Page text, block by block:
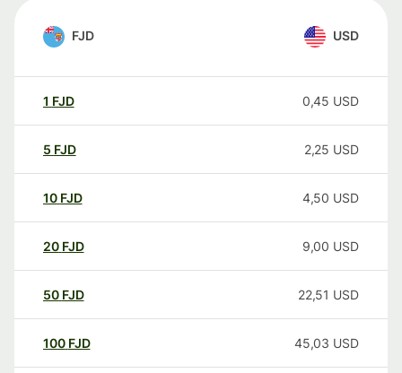
FJD USD
1 FJD 0,45 USD
5 FJD 2,25 USD
10 FJD 4,50 USD
20 FJD 9,00 USD
50 FJD 22,51 USD
100 FJD 45,03 USD